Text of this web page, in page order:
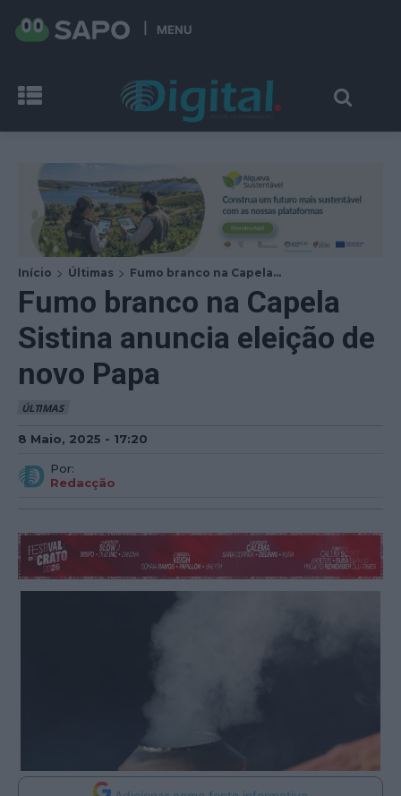
MENU
Início Últimas Fumo branco na Capela...
Fumo branco na Capela
Sistina anuncia eleição de
novo Papa
ÚLTIMAS
8 Maio, 2025 - 17:20
Por:
Redacção